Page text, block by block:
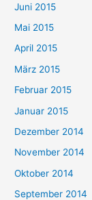
Juni 2015
Mai 2015
April 2015
März 2015
Februar 2015
Januar 2015
Dezember 2014
November 2014
Oktober 2014
September 2014